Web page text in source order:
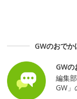
GWのおで
GW
編集
GW」